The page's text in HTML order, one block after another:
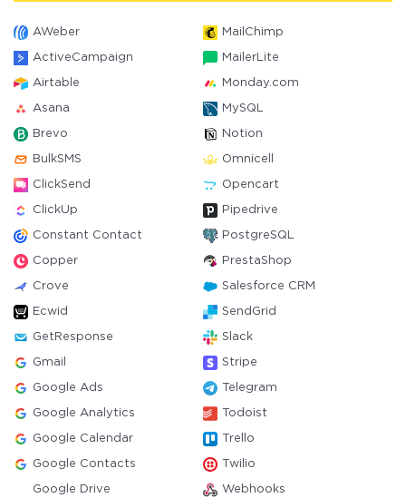
AWeber MailChimp
ActiveCampaign MailerLite
Airtable Monday.com
Asana MySQL
Brevo Notion
BulkSMS Omnicell
ClickSend Opencart
ClickUp Pipedrive
Constant Contact PostgreSQL
Copper PrestaShop
Crove Salesforce CRM
Ecwid SendGrid
GetResponse Slack
Gmail Stripe
Google Ads Telegram
Google Analytics Todoist
Google Calendar Trello
Google Contacts Twilio
Google Drive Webhooks